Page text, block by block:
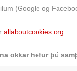
(Google og
allaboutcookies.org
okkar hefur þú